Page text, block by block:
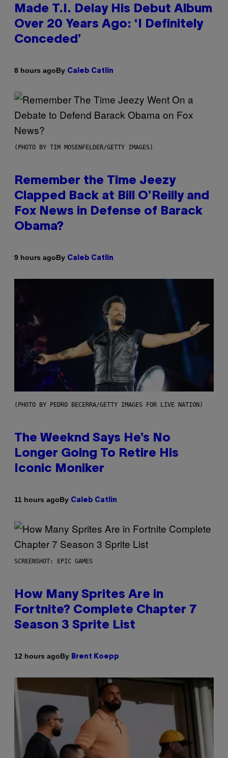
Made T.I. Delay His Debut Album
Over 20 Years Ago: ‘I Definitely
Conceded’
8 hours agoBy Caleb Catlin
(PHOTO BY TIM MOSENFELDER/GETTY IMAGES)
Remember the Time Jeezy
Clapped Back at Bill O’Reilly and
Fox News in Defense of Barack
Obama?
9 hours agoBy Caleb Catlin
(PHOTO BY PEDRO BECERRA/GETTY IMAGES FOR LIVE NATION)
The Weeknd Says He’s No
Longer Going To Retire His
Iconic Moniker
11 hours agoBy Caleb Catlin
SCREENSHOT: EPIC GAMES
How Many Sprites Are in
Fortnite? Complete Chapter 7
Season 3 Sprite List
12 hours agoBy Brent Koepp